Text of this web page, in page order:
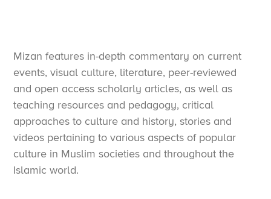
Mizan features in-depth commentary on current
events, visual culture, literature, peer-reviewed
and open access scholarly articles, as well as
teaching resources and pedagogy, critical
approaches to culture and history, stories and
videos pertaining to various aspects of popular
culture in Muslim societies and throughout the
Islamic world.